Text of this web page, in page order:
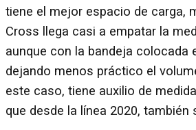
tiene el mejor espacio de carga,
Cross llega casi a empatar la
aunque con la bandeja colocada
dejando menos práctico el
este caso, tiene auxilio de
que desde la línea 2020, también